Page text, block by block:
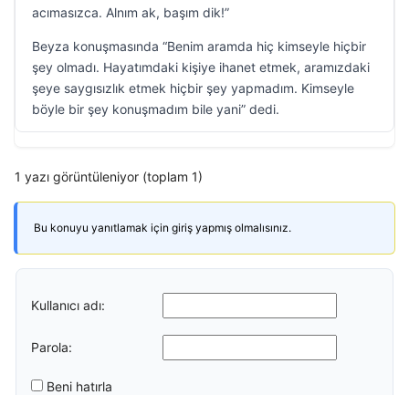
acımasızca. Alnım ak, başım dik!”
Beyza konuşmasında “Benim aramda hiç kimseyle hiçbir
şey olmadı. Hayatımdaki kişiye ihanet etmek, aramızdaki
şeye saygısızlık etmek hiçbir şey yapmadım. Kimseyle
böyle bir şey konuşmadım bile yani” dedi.
1 yazı görüntüleniyor (toplam 1)
Bu konuyu yanıtlamak için giriş yapmış olmalısınız.
Kullanıcı adı:
Parola:
Beni hatırla